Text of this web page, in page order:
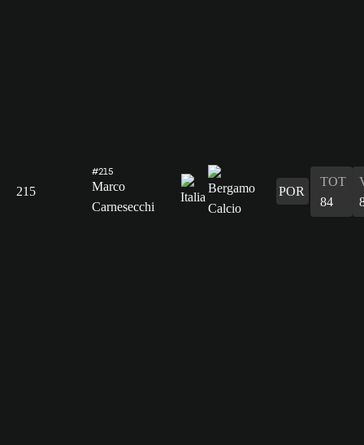
215
#215
Marco
Carnesecchi
POR
TOT
84